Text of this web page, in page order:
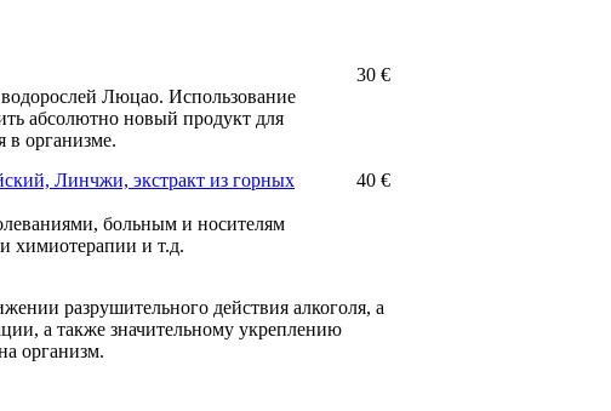
Люцао. Использование
абсолютно новый продукт для
в организме.
30 €
Линчжи, экстракт из горных
больным и носителям
химиотерапии и т.д.
40 €
разрушительного действия алкоголя, а
а также значительному укреплению
организм.